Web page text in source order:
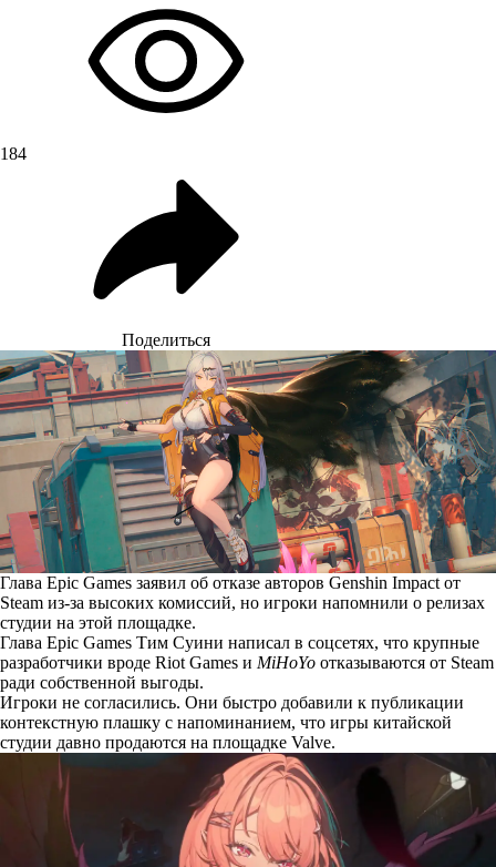
184
Поделиться
Глава Epic Games заявил об отказе авторов Genshin Impact от
Steam из-за высоких комиссий, но игроки напомнили о релизах
студии на этой площадке.
Глава Epic Games Тим Суини написал в соцсетях, что крупные
разработчики вроде Riot Games и MiHoYo отказываются от Steam
ради собственной выгоды.
Игроки не согласились. Они быстро добавили к публикации
контекстную плашку с напоминанием, что игры китайской
студии давно продаются на площадке Valve.